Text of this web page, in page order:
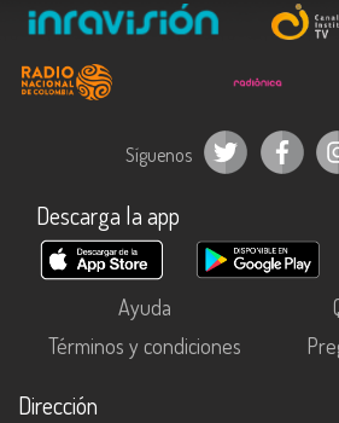
Síguenos
Descarga la app
Ayuda
Términos y condiciones
Dirección